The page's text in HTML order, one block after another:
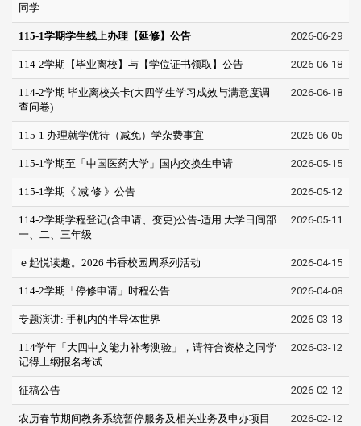
同学
115-1学期学生线上办理【延修】公告 2026-06-29
114-2学期【毕业离校】与【学位证书领取】公告 2026-06-18
114-2学期 毕业离校关卡(大四学生学习成效与满意度调
查问卷)
2026-06-18
115-1 办理就学优待（减免）学杂费事宜 2026-06-05
115-1学期至「中国医药大学」国内交换生申请 2026-05-15
115-1学期《 减 修 》公告 2026-05-12
114-2学期学程登记(含申请、变更)公告-适用 大学日间部
一、二、三年级
2026-05-11
ｅ起悦读趣。2026 书香校园周系列活动 2026-04-15
114-2学期「停修申请」时程公告 2026-04-08
专题演讲: 手机内的半导体世界 2026-03-13
114学年「大四中文能力补考测验」，请符合资格之同学
记得上纲报名考试
2026-03-12
征稿公告 2026-02-12
农历春节期间教务系统暂停服务及相关业务及申办项目
2026-02-12